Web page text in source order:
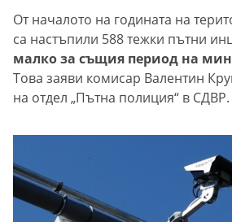
От началото на годината на
са настъпили 588 тежки пътни
малко за същия период на
Това заяви комисар Валентин
на отдел „Пътна полиция“ в СДВР.